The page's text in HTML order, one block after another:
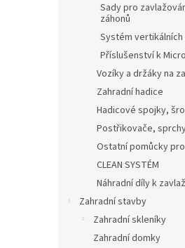
Sady pro
záhonů
Systém vertikálních
Příslušenství k
Vozíky a držáky na
Zahradní hadice
Hadicové spojky,
Postřikovače,
Ostatní pomůcky
CLEAN SYSTÉM
Náhradní díly k
Zahradní stavby
Zahradní skleníky
Zahradní domky